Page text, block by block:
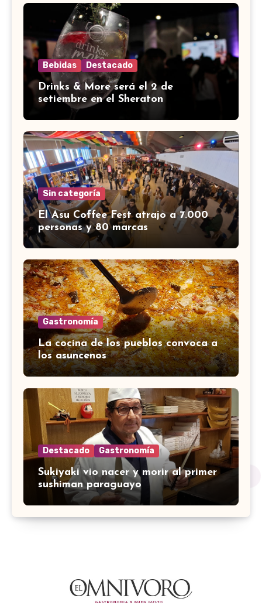
Bebidas Destacado
Drinks & More será el 2 de
setiembre en el Sheraton
Sin categoría
El Asu Coffee Fest atrajo a 7.000
personas y 80 marcas
Gastronomía
La cocina de los pueblos convoca a
los asuncenos
Destacado Gastronomía
Sukiyaki vio nacer y morir al primer
sushiman paraguayo